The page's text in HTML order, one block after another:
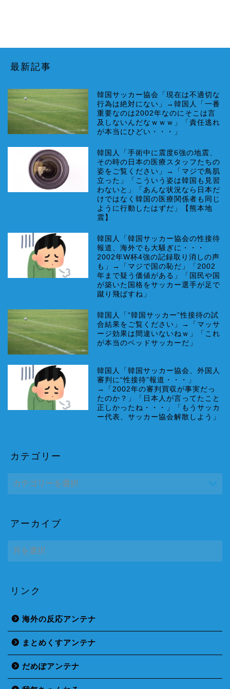
最新記事
韓国サッカー協会「現在は不適切な
行為は絶対にない」→韓国人「一番
重要なのは2002年なのにそこは言
及しないんだなｗｗｗ」「責任逃れ
が本当にひどい・・・」
韓国人「手術中に震度6強の地震、
その時の日本の医療スタッフたちの
姿をご覧ください」→「マジで鳥肌
立った」「こういう姿は韓国も見習
わないと」「あんな状況なら日本だ
けではなく韓国の医療関係者も同じ
ように行動したはずだ」【熊本地
震】
韓国人「韓国サッカー協会の性接待
報道、海外でも大騒ぎに・・・
2002年W杯4強の記録取り消しの声
も」→「マジで国の恥だ」「2002
年まで疑う価値がある」「国民や国
が築いた国格をサッカー選手が足で
蹴り飛ばすね」
韓国人「“韓国サッカー”性接待の試
合結果をご覧ください」→「マッサ
ージ効果は間違いないねｗ」「これ
が本当のベッドサッカーだ」
韓国人「韓国サッカー協会、外国人
審判に“性接待”報道・・・」
→「2002年の審判買収が事実だっ
たのか？」「日本人が言ってたこと
正しかったね・・・」「もうサッカ
ー代表、サッカー協会解散しよう」
カテゴリー
アーカイブ
ー
ブリンク
海外の反応アンテナ
まとめくすアンテナ
だめぽアンテナ